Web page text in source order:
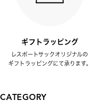
ギフトラッピング
レスポートサックオリジナルの
ギフトラッピングにて承ります。
CATEGORY